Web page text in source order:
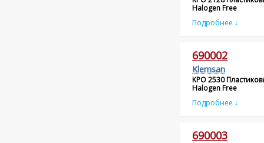
Halogen Free
Подробнее ↓
690002
Klemsan
KPO 2530
Halogen Free
Подробнее ↓
690003